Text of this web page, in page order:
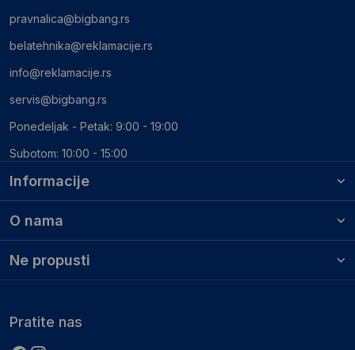
Informacije
O nama
Ne propusti
pravnalica@bigbang.rs
belatehnika@reklamacije.rs
info@reklamacije.rs
servis@bigbang.rs
Ponedeljak - Petak: 9:00 - 19:00
Subotom: 10:00 - 15:00
Pratite nas